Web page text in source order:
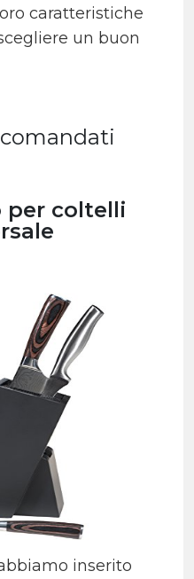
caratteristiche
un buon
per coltelli
inserito